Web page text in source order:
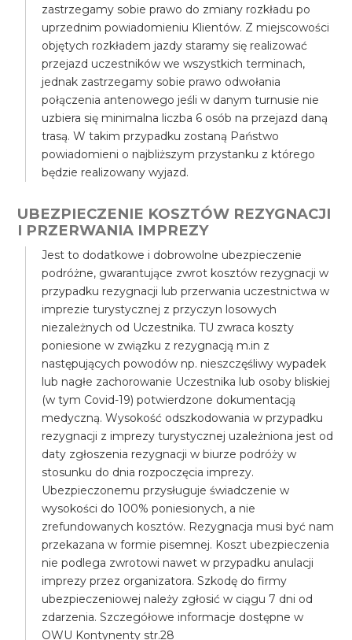
zastrzegamy sobie prawo do zmiany rozkładu po
uprzednim powiadomieniu Klientów. Z miejscowości
objętych rozkładem jazdy staramy się realizować
przejazd uczestników we wszystkich terminach,
jednak zastrzegamy sobie prawo odwołania
połączenia antenowego jeśli w danym turnusie nie
uzbiera się minimalna liczba 6 osób na przejazd daną
trasą. W takim przypadku zostaną Państwo
powiadomieni o najbliższym przystanku z którego
będzie realizowany wyjazd.
UBEZPIECZENIE KOSZTÓW REZYGNACJI
I PRZERWANIA IMPREZY
Jest to dodatkowe i dobrowolne ubezpieczenie
podróżne, gwarantujące zwrot kosztów rezygnacji w
przypadku rezygnacji lub przerwania uczestnictwa w
imprezie turystycznej z przyczyn losowych
niezależnych od Uczestnika. TU zwraca koszty
poniesione w związku z rezygnacją m.in z
następujących powodów np. nieszczęśliwy wypadek
lub nagłe zachorowanie Uczestnika lub osoby bliskiej
(w tym Covid-19) potwierdzone dokumentacją
medyczną. Wysokość odszkodowania w przypadku
rezygnacji z imprezy turystycznej uzależniona jest od
daty zgłoszenia rezygnacji w biurze podróży w
stosunku do dnia rozpoczęcia imprezy.
Ubezpieczonemu przysługuje świadczenie w
wysokości do 100% poniesionych, a nie
zrefundowanych kosztów. Rezygnacja musi być nam
przekazana w formie pisemnej. Koszt ubezpieczenia
nie podlega zwrotowi nawet w przypadku anulacji
imprezy przez organizatora. Szkodę do firmy
ubezpieczeniowej należy zgłosić w ciągu 7 dni od
zdarzenia. Szczegółowe informacje dostępne w
OWU Kontynenty str.28